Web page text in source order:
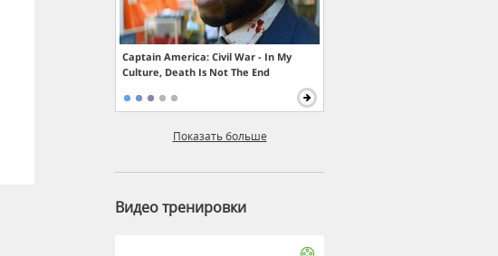
Captain America: Civil War - In My
Culture, Death Is Not The End
Показать больше
Видео тренировки